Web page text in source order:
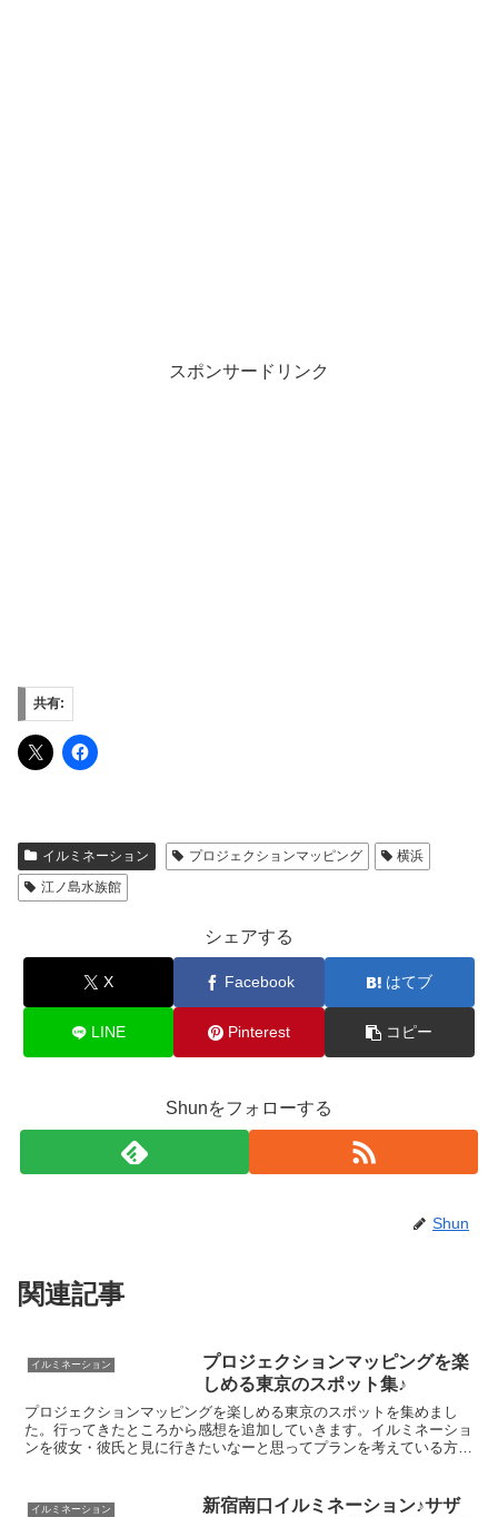
スポンサードリンク
共有:
イルミネーション プロジェクションマッピング
横浜
江ノ島水族館
シェアする
X Facebook はてブ
LINE Pinterest コピー
Shunをフォローする
Shun
関連記事
イルミネーション
プロジェクションマッピングを楽
しめる東京のスポット集♪
プロジェクションマッピングを楽しめる東京のスポットを集めまし
た。行ってきたところから感想を追加していきます。イルミネーショ
ンを彼女・彼氏と見に行きたいなーと思ってプランを考えている方に
イルミネーション
新宿南口イルミネーション♪サザ